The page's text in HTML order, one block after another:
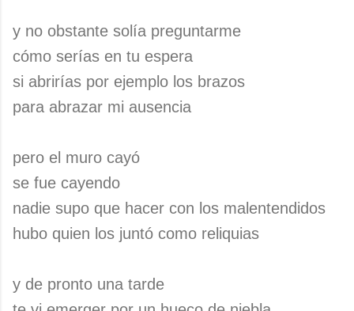
y no obstante solía preguntarme
cómo serías en tu espera
si abrirías por ejemplo los brazos
para abrazar mi ausencia
pero el muro cayó
se fue cayendo
nadie supo que hacer con los malentendidos
hubo quien los juntó como reliquias
y de pronto una tarde